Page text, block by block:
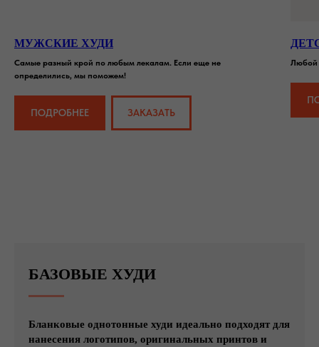
МУЖСКИЕ ХУДИ
Самые разный крой по любым лекалам. Если еще не
определились, мы поможем!
ПОДРОБНЕЕ ЗАКАЗАТЬ
Любой
БАЗОВЫЕ ХУДИ
Бланковые однотонные худи идеально подходят для
нанесения логотипов, оригинальных принтов и